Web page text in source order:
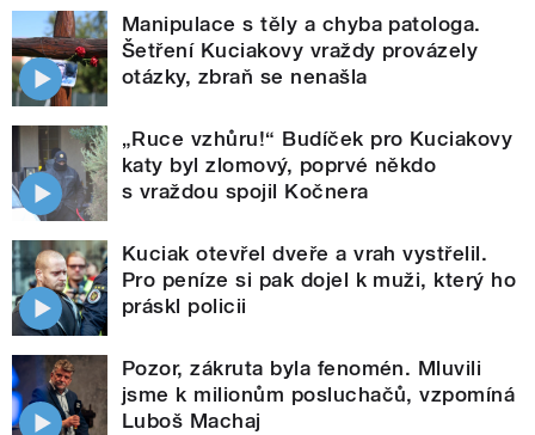
Manipulace s těly a chyba patologa.
Šetření Kuciakovy vraždy provázely
otázky, zbraň se nenašla
„Ruce vzhůru!“ Budíček pro Kuciakovy
katy byl zlomový, poprvé někdo
s vraždou spojil Kočnera
Kuciak otevřel dveře a vrah vystřelil.
Pro peníze si pak dojel k muži, který ho
práskl policii
Pozor, zákruta byla fenomén. Mluvili
jsme k milionům posluchačů, vzpomíná
Luboš Machaj